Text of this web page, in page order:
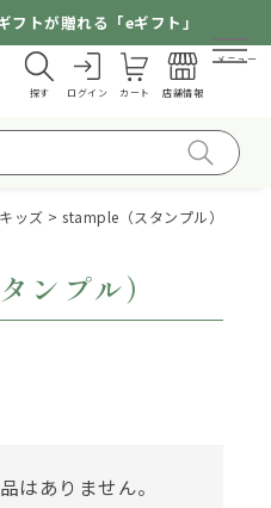
フトが贈れる「eギフト」
探す ログイン カート 店舗情報
メニュー
ッズ stample（スタンプル）
プル）
はありません。